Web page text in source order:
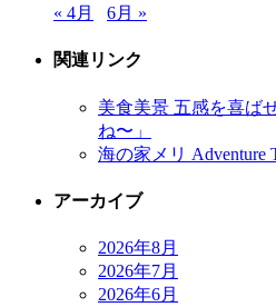
« 4月
6月 »
関連リンク
美食美景 五感を喜ば
ね〜」
海の家メリ Adventure
アーカイブ
2026年8月
2026年7月
2026年6月